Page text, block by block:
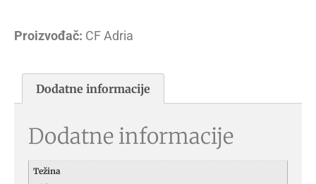
Proizvođač: CF Adria
Dodatne informacije
Dodatne informacije
Težina